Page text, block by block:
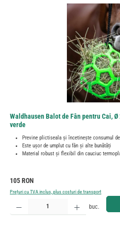
Waldhausen Balot de Fân pentru Cai,
verde
Previne plictiseala și încetinește consumul
Este ușor de umplut cu fân și alte bunătăți
Material robust și flexibil din cauciuc
Preț obișnuit:
105 RON
Prețuri cu TVA inclus, plus costuri de transport
Cantitate produs: Introduceți cantitatea dorită sau
buc.